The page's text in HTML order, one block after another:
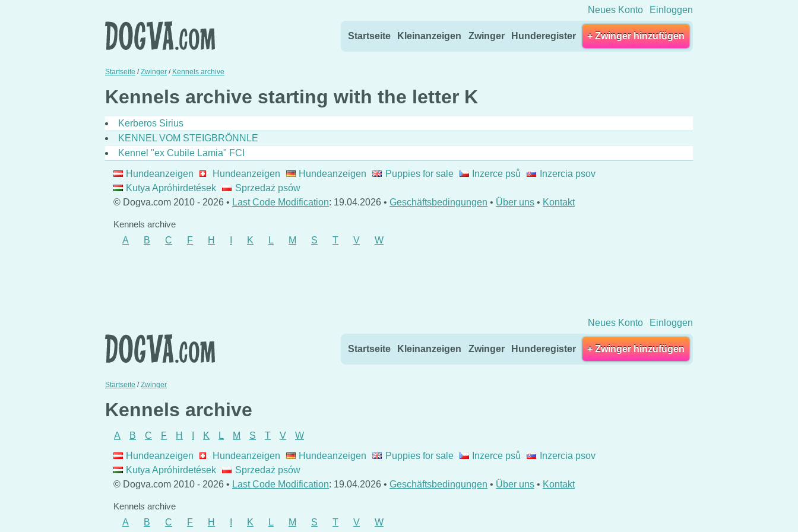
Neues Konto Einloggen
Startseite Kleinanzeigen Zwinger Hunderegister + Zwinger hinzufügen
Startseite /Zwinger / Kennels archive
Kennels archive starting with the letter K
Kerberos Sirius
KENNEL VOM STEIGBRÖNNLE
Kennel "ex Cubile Lamia" FCI
Hundeanzeigen Hundeanzeigen Hundeanzeigen Puppies for sale Inzerce psů
Inzercia psov
Kutya Apróhirdetések
Sprzedaż psów
© Dogva.com 2010 - 2026 • Last Code Modification: 19.04.2026 • Geschäftsbedingungen • Über uns • Kontakt
Kennels archive
A
B C F H K L M S T V W
Neues Konto Einloggen
Startseite Kleinanzeigen Zwinger Hunderegister + Zwinger hinzufügen
Startseite /Zwinger
Kennels archive
A B C F H K L M S T V
W
Hundeanzeigen
Hundeanzeigen Hundeanzeigen Puppies for sale Inzerce psů
Inzercia psov
Kutya Apróhirdetések
Sprzedaż psów
© Dogva.com 2010 - 2026 • Last Code Modification: 19.04.2026 • Geschäftsbedingungen • Über uns • Kontakt
Kennels archive
A
B C F H K L M S T V W